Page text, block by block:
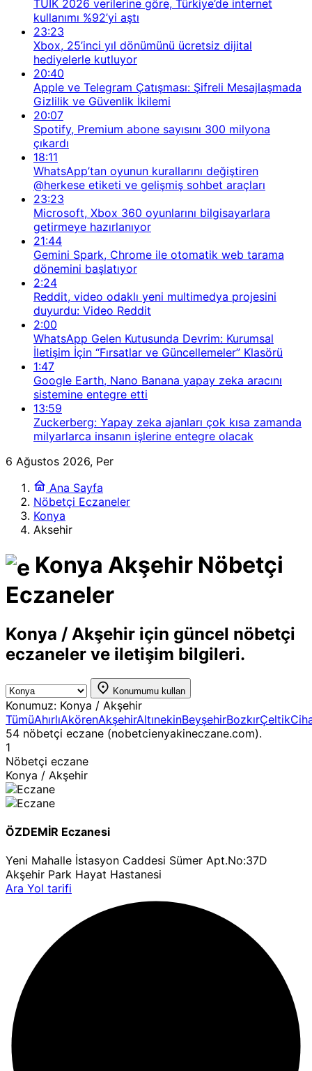
TÜİK 2026 verilerine göre, Türkiye’de internet
kullanımı %92’yi aştı
23:23
Xbox, 25’inci yıl dönümünü ücretsiz dijital
hediyelerle kutluyor
20:40
Apple ve Telegram Çatışması: Şifreli Mesajlaşmada
Gizlilik ve Güvenlik İkilemi
20:07
Spotify, Premium abone sayısını 300 milyona
çıkardı
18:11
WhatsApp’tan oyunun kurallarını değiştiren
@herkese etiketi ve gelişmiş sohbet araçları
23:23
Microsoft, Xbox 360 oyunlarını bilgisayarlara
getirmeye hazırlanıyor
21:44
Gemini Spark, Chrome ile otomatik web tarama
dönemini başlatıyor
2:24
Reddit, video odaklı yeni multimedya projesini
duyurdu: Video Reddit
2:00
WhatsApp Gelen Kutusunda Devrim: Kurumsal
İletişim İçin “Fırsatlar ve Güncellemeler” Klasörü
1:47
Google Earth, Nano Banana yapay zeka aracını
sistemine entegre etti
13:59
Zuckerberg: Yapay zeka ajanları çok kısa zamanda
milyarlarca insanın işlerine entegre olacak
6 Ağustos 2026, Per
Ana Sayfa
Nöbetçi Eczaneler
Konya
Aksehir
Konya Akşehir Nöbetçi
Eczaneler
Konya / Akşehir için güncel nöbetçi
eczaneler ve iletişim bilgileri.
Konumumu kullan
Konumuz: Konya / Akşehir
TümüAhırlıAkörenAkşehirAltınekinBeyşehirBozkırÇeltik
54 nöbetçi eczane (nobetcienyakineczane.com).
1
Nöbetçi eczane
Konya / Akşehir
ÖZDEMİR Eczanesi
Yeni Mahalle İstasyon Caddesi Sümer Apt.No:37D
Akşehir Park Hayat Hastanesi
Ara Yol tarifi